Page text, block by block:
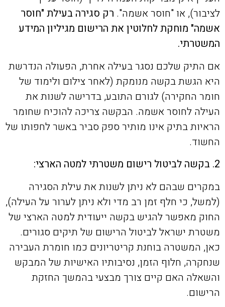
לציבור), או "חוסר אשמה". רק סגירה בעילת "חוסר
אשמה" מוחקת לחלוטין את הרישום מגיליון המידע
המשטרתי.
אם התיק שלכם נסגר בעילה אחרת, הפעולה הנדרשת
היא הגשת בקשה מנומקת (לאחר צילום ולימוד של
חומר החקירה) לגורם התובע, בדרישה לשנות את
העילה לחוסר אשמה. הבקשה צריכה להוכיח שחומר
הראיות בתיק אינו מותיר ספק סביר באשר לחפותו של
החשוד.
2. בקשה לביטול רישום משטרתי למטה הארצי:
במקרים שבהם לא ניתן לשנות את עילת הסגירה
(למשל, כי חלף זמן רב מדי ולא ניתן לערור על העילה),
החוק מאפשר להגיש בקשה ייעודית למטה הארצי של
משטרת ישראל לביטול הרישום של תיקים סגורים.
כאן, המשטרה בוחנת קריטריונים כמו חומרת העבירה
שנחקרה, חלוף הזמן, נסיבותיו האישיות של המבקש
והשאלה האם קיים צורך מבצעי בהמשך החזקת
הרישום.